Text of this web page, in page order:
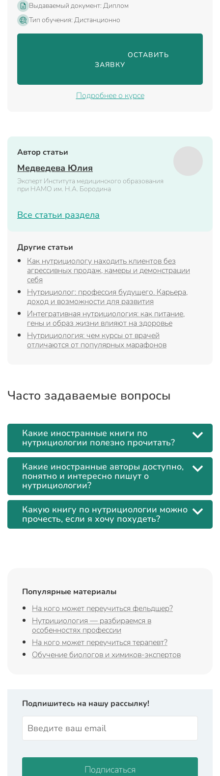
Выдаваемый документ: Диплом
Тип обучения: Дистанционно
                                ОСТАВИТЬ
ЗАЯВКУ
Подробнее о курсе
Автор статьи
Медведева Юлия
Эксперт Института медицинского образования
при НАМО им. Н.А. Бородина
Все статьи раздела
Другие статьи
Как нутрициологу находить клиентов без
агрессивных продаж, камеры и демонстрации
себя
Нутрициолог: профессия будущего. Карьера,
доход и возможности для развития
Интегративная нутрициология: как питание,
гены и образ жизни влияют на здоровье
Нутрициология: чем курсы от врачей
отличаются от популярных марафонов
Часто задаваемые вопросы
Какие иностранные книги по
нутрициологии полезно прочитать?
Какие иностранные авторы доступно,
понятно и интересно пишут о
нутрициологии?
Какую книгу по нутрициологии можно
прочесть, если я хочу похудеть?
Популярные материалы
На кого может переучиться фельдшер?
Нутрициология — разбираемся в
особенностях профессии
На кого может переучиться терапевт?
Обучение биологов и химиков-экспертов
Подпишитесь на нашу рассылку!
Подписаться